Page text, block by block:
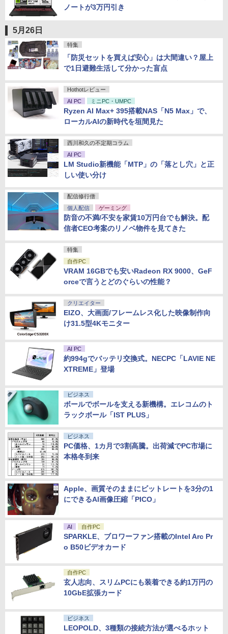
ノートが3万円引き
5月26日
特集
「防災セットを買えば安心」は大間違い？屋上
で1日避難生活して分かった盲点
Hothotレビュー
AI PC
ミニPC・UMPC
Ryzen AI Max+ 395搭載NAS「N5 Max」で、
ローカルAIの新時代を垣間見た
西川和久の不定期コラム
AI PC
LM Studio新機能「MTP」の「落とし穴」と正
しい使い分け
配信修行僧
個人配信
ゲーミング
防音の不満/不安を家賃10万円台でも解決。配
信者CEO考案のリノベ物件を見てきた
特集
自作PC
VRAM 16GBでも安いRadeon RX 9000、GeF
orceで言うとどのぐらいの性能？
クリエイター
EIZO、大画面/フレームレス化した映像制作向
け31.5型4Kモニター
AI PC
約994gでバッテリ交換式。NECPC「LAVIE NE
XTREME」登場
ビジネス
ボールでボールを支える新機構。エレコムのト
ラックボール「IST PLUS」
ビジネス
PC価格、1カ月で3割高騰。出荷減でPC市場に
本格冬到来
Apple、画質そのままにビットレートを3分の1
にできるAI画像圧縮「PICO」
AI 自作PC
SPARKLE、ブロワーファン搭載のIntel Arc Pr
o B50ビデオカード
自作PC
玄人志向、スリムPCにも装着できる約1万円の
10GbE拡張カード
ビジネス
LEOPOLD、3種類の接続方法が選べるホット